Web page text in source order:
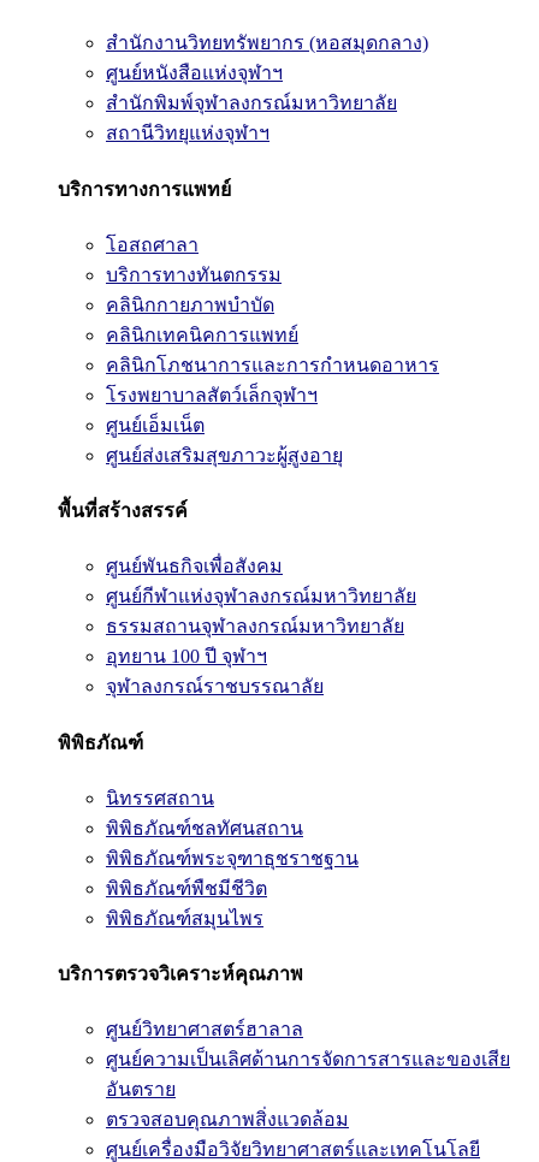
สำนักงานวิทยทรัพยากร (หอสมุดกลาง)
ศูนย์หนังสือแห่งจุฬาฯ
สำนักพิมพ์จุฬาลงกรณ์มหาวิทยาลัย
สถานีวิทยุแห่งจุฬาฯ
บริการทางการแพทย์
โอสถศาลา
บริการทางทันตกรรม
คลินิกกายภาพบำบัด
คลินิกเทคนิคการแพทย์
คลินิกโภชนาการและการกำหนดอาหาร
โรงพยาบาลสัตว์เล็กจุฬาฯ
ศูนย์เอ็มเน็ต
ศูนย์ส่งเสริมสุขภาวะผู้สูงอายุ
พื้นที่สร้างสรรค์
ศูนย์พันธกิจเพื่อสังคม
ศูนย์กีฬาแห่งจุฬาลงกรณ์มหาวิทยาลัย
ธรรมสถานจุฬาลงกรณ์มหาวิทยาลัย
อุทยาน 100 ปี จุฬาฯ
จุฬาลงกรณ์ราชบรรณาลัย
พิพิธภัณฑ์
นิทรรศสถาน
พิพิธภัณฑ์ชลทัศนสถาน
พิพิธภัณฑ์พระจุฑาธุชราชฐาน
พิพิธภัณฑ์พืชมีชีวิต
พิพิธภัณฑ์สมุนไพร
บริการตรวจวิเคราะห์คุณภาพ
ศูนย์วิทยาศาสตร์ฮาลาล
ศูนย์ความเป็นเลิศด้านการจัดการสารและของเสีย
อันตราย
ตรวจสอบคุณภาพสิ่งแวดล้อม
ศูนย์เครื่องมือวิจัยวิทยาศาสตร์และเทคโนโลยี